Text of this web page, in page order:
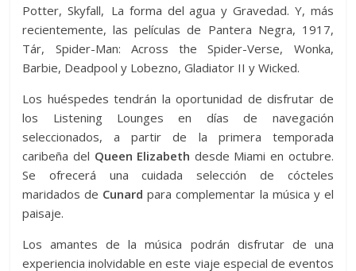
Potter, Skyfall, La forma del agua y Gravedad. Y, más
recientemente, las películas de Pantera Negra, 1917,
Tár, Spider-Man: Across the Spider-Verse, Wonka,
Barbie, Deadpool y Lobezno, Gladiator II y Wicked.
Los huéspedes tendrán la oportunidad de disfrutar de
los Listening Lounges en días de navegación
seleccionados, a partir de la primera temporada
caribeña del Queen Elizabeth desde Miami en octubre.
Se ofrecerá una cuidada selección de cócteles
maridados de Cunard para complementar la música y el
paisaje.
Los amantes de la música podrán disfrutar de una
experiencia inolvidable en este viaje especial de eventos